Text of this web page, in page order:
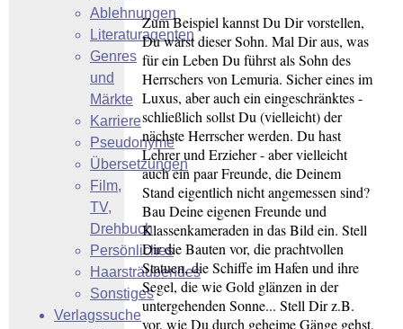
Ablehnungen
Literaturagenten
Genres
und
Märkte
Karriere
Pseudonyme
Übersetzungen
Film,
TV,
Drehbuch
Persönliches
Haarsträubendes
Sonstiges
Verlagssuche
Zum Beispiel kannst Du Dir vorstellen,
Du wärst dieser Sohn. Mal Dir aus, was
für ein Leben Du führst als Sohn des
Herrschers von Lemuria. Sicher eines im
Luxus, aber auch ein eingeschränktes -
schließlich sollst Du (vielleicht) der
nächste Herrscher werden. Du hast
Lehrer und Erzieher - aber vielleicht
auch ein paar Freunde, die Deinem
Stand eigentlich nicht angemessen sind?
Bau Deine eigenen Freunde und
Klassenkameraden in das Bild ein. Stell
Dir die Bauten vor, die prachtvollen
Statuen, die Schiffe im Hafen und ihre
Segel, die wie Gold glänzen in der
untergehenden Sonne... Stell Dir z.B.
vor, wie Du durch geheime Gänge gehst,